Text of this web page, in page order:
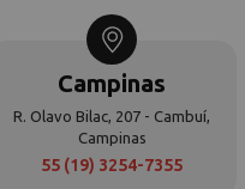
Campinas
R. Olavo Bilac, 207 - Cambuí,
Campinas
55 (19) 3254-7355